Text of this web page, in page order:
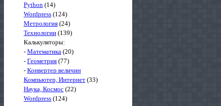
Python (14)
Wordpress (124)
Метрология (24)
Технологии (139)
Калькуляторы:
- Математика (20)
- Геометрия (77)
- Конвертер величин
Компьютер, Интернет (33)
Наука, Космос (22)
Wordpress (124)